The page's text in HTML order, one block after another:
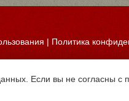
| Политика
Если вы не согласны с